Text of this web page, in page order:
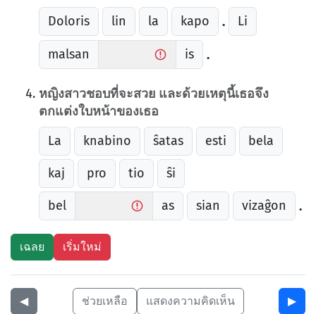
Doloris
lin la kapo . Li
malsan is .
หญิงสาวชอบที่จะสวย และด้วยเหตุนี้เธอจึง
ตกแต่งใบหน้าของเธอ
La
knabino ŝatas esti bela
kaj pro tio ŝi
bel as sian vizaĝon .
◀︎ ช่วยเหลือ แสดงความคิดเห็น ▶︎